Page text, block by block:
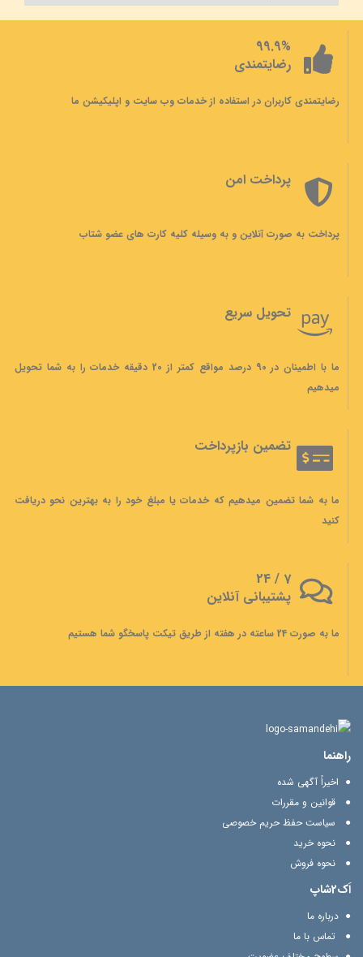
99.9%
رضایتمندی
رضایتمندی کاربران در استفاده از خدمات وب سایت و اپلیکیشن ما
پرداخت امن
پرداخت به صورت آنلاین و به وسیله کلیه کارت های عضو شتاب
تحویل سریع
ما با اطمینان در 90 درصد مواقع کمتر از 20 دقیقه خدمات را به شما تحویل
میدهیم
تضمین بازپرداخت
ما به شما تضمین میدهیم که خدمات یا مبلغ خود را به بهترین نحو دریافت
کنید
7 / 24
پشتیبانی آنلاین
ما به صورت 24 ساعته در هفته از طریق تیکت پاسخگو شما هستیم
راهنما
اخیراً آگهی شده
قوانین و مقررات
سیاست حفظ حریم خصوصی
نحوه خرید
نحوه فروش
اَک2شاپ
درباره ما
تماس با ما